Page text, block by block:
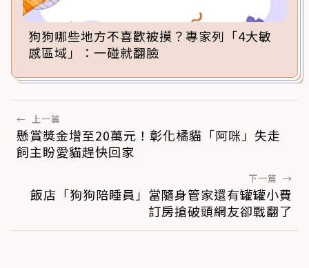
狗狗哪些地方不喜歡被摸？專家列「4大敏
感區域」：一碰就翻臉
← 上一篇
懸賞獎金增至20萬元！彰化橘貓「阿咪」失走
飼主盼愛貓趕快回家
下一篇 →
飯店「狗狗陪睡員」當隨身管家還有罐罐小費
訂房搶破頭網友卻戰翻了